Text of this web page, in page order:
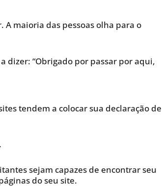
maioria das pessoas olha para o
dizer: “Obrigado por passar por aqui,
tendem a colocar sua declaração de
sejam capazes de encontrar seu
do seu site.